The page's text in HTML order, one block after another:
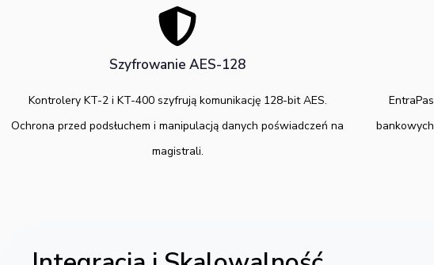
Szyfrowanie AES-128
Kontrolery KT-2 i KT-400 szyfrują komunikację 128-bit AES.
Ochrona przed podsłuchem i manipulacją danych poświadczeń na
magistrali.